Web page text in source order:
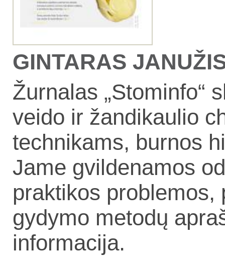
GINTARAS
Žurnalas „Stominfo“
veido ir žandikaulio
technikams, burnos
Jame gvildenamos
praktikos problemos,
gydymo metodų
informacija.